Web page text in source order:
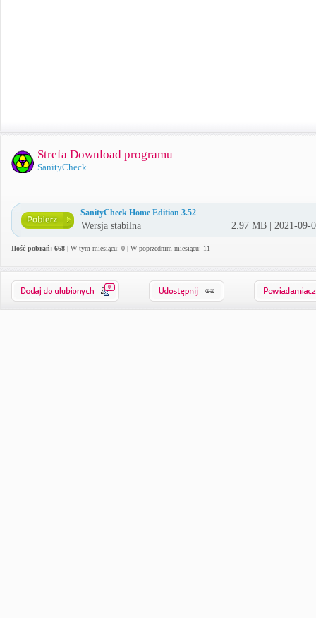
Strefa Download programu
SanityCheck
SanityCheck Home Edition 3.52
Wersja stabilna 2.97 MB | 2021-09-
Ilość pobrań: 668 | W tym miesiącu: 0 | W poprzednim miesiącu: 11
0